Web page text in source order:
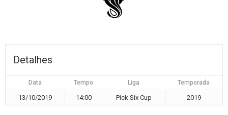
Detalhes
Data Tempo Liga Temporada
13/10/2019 14:00 Pick Six Cup 2019